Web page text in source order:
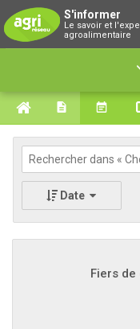
S'informer
Le savoir et
agroalimentaire
Le savoir et
Date
Fiers